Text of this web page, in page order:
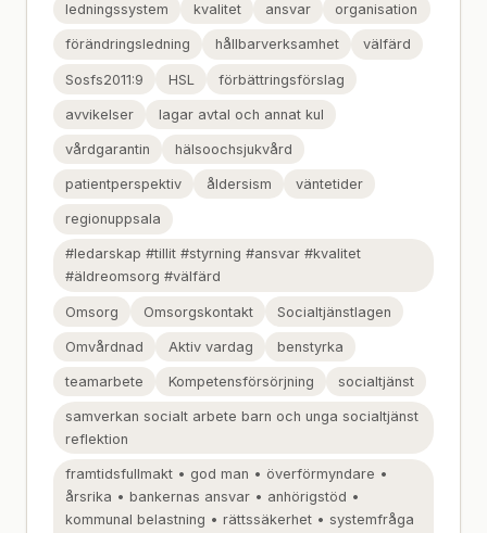
ledningssystem kvalitet ansvar organisation
förändringsledning hållbarverksamhet välfärd
Sosfs2011:9 HSL förbättringsförslag
avvikelser lagar avtal och annat kul
vårdgarantin hälsoochsjukvård
patientperspektiv åldersism väntetider
regionuppsala
#ledarskap #tillit #styrning #ansvar #kvalitet
#äldreomsorg #välfärd
Omsorg Omsorgskontakt Socialtjänstlagen
Omvårdnad Aktiv vardag benstyrka
teamarbete Kompetensförsörjning socialtjänst
samverkan socialt arbete barn och unga socialtjänst
reflektion
framtidsfullmakt • god man • överförmyndare •
årsrika • bankernas ansvar • anhörigstöd •
kommunal belastning • rättssäkerhet • systemfråga